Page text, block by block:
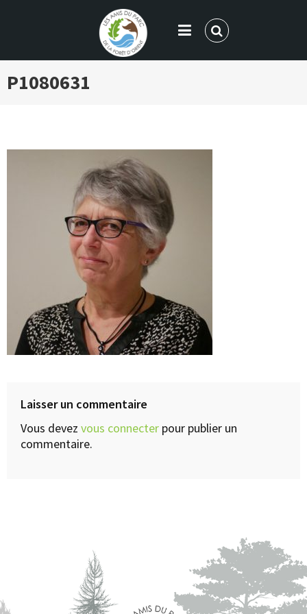
LES AMIS DU PARC DE LA FORÊT
D'ORIENT
P1080631
Laisser un commentaire
Vous devez vous connecter pour publier un
commentaire.